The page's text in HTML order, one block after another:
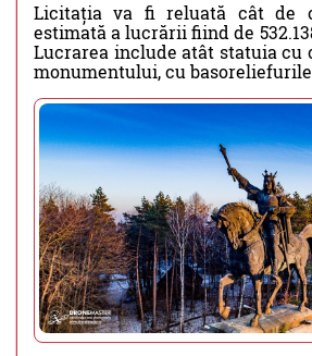
Licitația va fi reluată cât de
estimată a lucrării fiind de
Lucrarea include atât statuia cu
monumentului, cu